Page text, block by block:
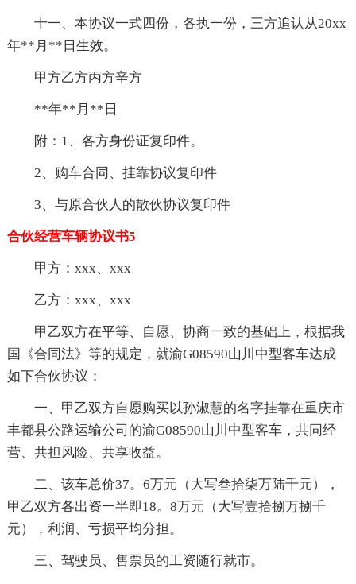
十一、本协议一式四份，各执一份，三方追认从20xx
年**月**日生效。
甲方乙方丙方辛方
**年**月**日
附：1、各方身份证复印件。
2、购车合同、挂靠协议复印件
3、与原合伙人的散伙协议复印件
合伙经营车辆协议书5
甲方：xxx、xxx
乙方：xxx、xxx
甲乙双方在平等、自愿、协商一致的基础上，根据我
国《合同法》等的规定，就渝G08590山川中型客车达成
如下合伙协议：
一、甲乙双方自愿购买以孙淑慧的名字挂靠在重庆市
丰都县公路运输公司的渝G08590山川中型客车，共同经
营、共担风险、共享收益。
二、该车总价37。6万元（大写叁拾柒万陆千元），
甲乙双方各出资一半即18。8万元（大写壹拾捌万捌千
元），利润、亏损平均分担。
三、驾驶员、售票员的工资随行就市。